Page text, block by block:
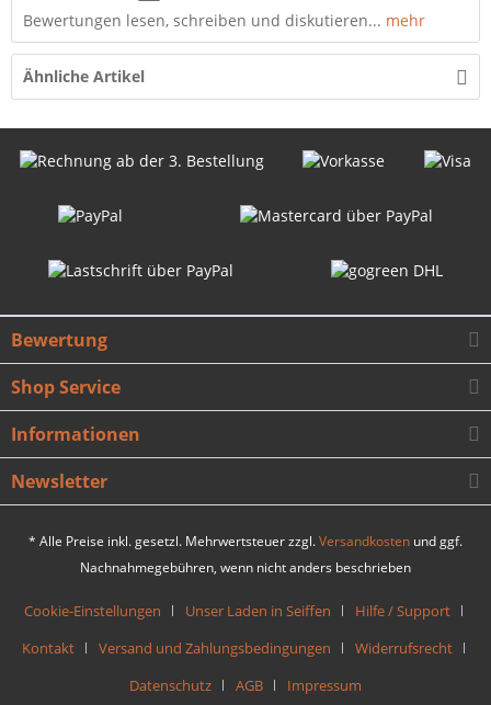
Bewertungen lesen, schreiben und diskutieren... mehr
Ähnliche Artikel
Bewertung
Shop Service
Informationen
Newsletter
* Alle Preise inkl. gesetzl. Mehrwertsteuer zzgl.Versandkosten und ggf.
Nachnahmegebühren, wenn nicht anders beschrieben
Cookie-Einstellungen Unser Laden in Seiffen
Hilfe / Support
Kontakt
Versand und Zahlungsbedingungen
Widerrufsrecht
Datenschutz
AGB
Impressum